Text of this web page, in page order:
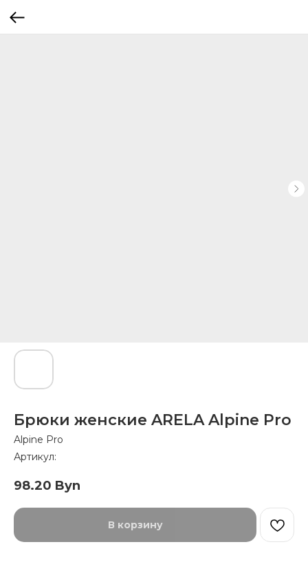
Брюки женские ARELA Alpine Pro
Alpine Pro
Артикул:
98.20 Byn
В корзину